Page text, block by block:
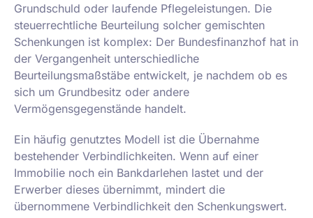
Grundschuld oder laufende Pflegeleistungen. Die
steuerrechtliche Beurteilung solcher gemischten
Schenkungen ist komplex: Der Bundesfinanzhof hat in
der Vergangenheit unterschiedliche
Beurteilungsmaßstäbe entwickelt, je nachdem ob es
sich um Grundbesitz oder andere
Vermögensgegenstände handelt.
Ein häufig genutztes Modell ist die Übernahme
bestehender Verbindlichkeiten. Wenn auf einer
Immobilie noch ein Bankdarlehen lastet und der
Erwerber dieses übernimmt, mindert die
übernommene Verbindlichkeit den Schenkungswert.